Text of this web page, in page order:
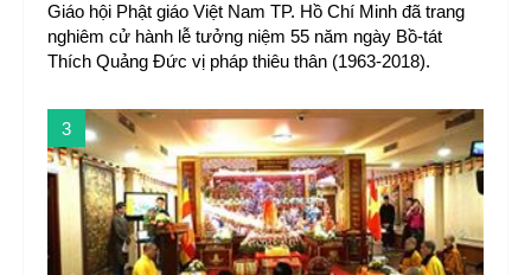
Giáo hội Phật giáo Việt Nam TP. Hồ Chí Minh đã trang
nghiêm cử hành lễ tưởng niệm 55 năm ngày Bồ-tát
Thích Quảng Đức vị pháp thiêu thân (1963-2018).
3